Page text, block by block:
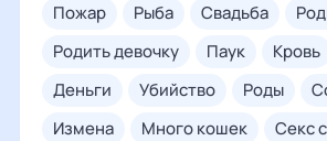
пожар
рыба свадьба
родить девочку
паук кровь
деньги
убийство роды
измена
много кошек